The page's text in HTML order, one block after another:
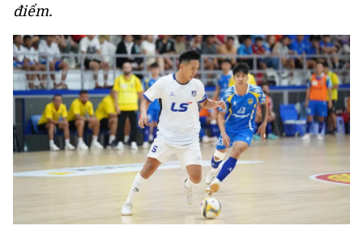
điểm.